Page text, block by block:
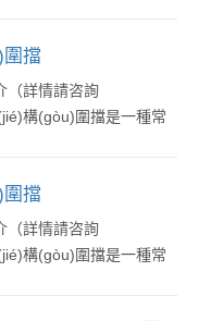
擋
（詳情請咨詢
構(gòu)圍擋是一種常
擋
（詳情請咨詢
構(gòu)圍擋是一種常